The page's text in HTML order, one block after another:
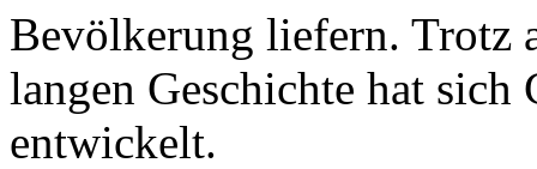
Bevölkerung liefern. Trotz
langen Geschichte hat
entwickelt.